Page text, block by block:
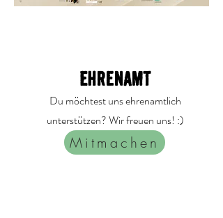
Ehrenamt
Du möchtest uns ehrenamtlich
unterstützen? Wir freuen uns! :)
Mitmachen